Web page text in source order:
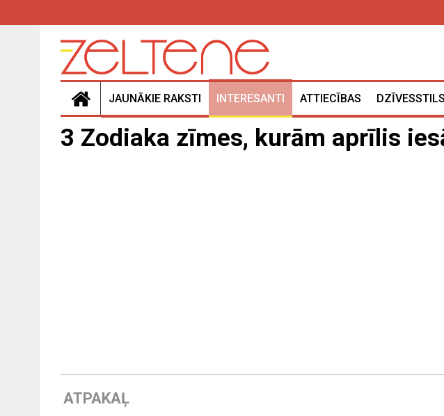
JAUNĀKIE RAKSTI INTERESANTI ATTIECĪBAS DZĪVESSTILS
3 Zodiaka zīmes, kurām aprīlis
ATPAKAĻ